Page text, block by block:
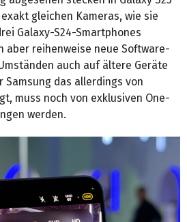
exakt gleichen Kameras, wie sie
Galaxy-S24-Smartphones
aber reihenweise neue Software-
auch auf ältere Geräte
Samsung das allerdings von
muss noch von exklusiven One-
werden.